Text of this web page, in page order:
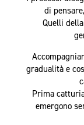
di
Quelli
gradualità e
Prima
emergono